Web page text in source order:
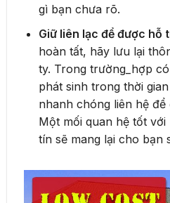
gì bạn chưa rõ.
Giữ liên lạc để được hỗ
hoàn tất, hãy lưu lại
ty. Trong trường_hợp
phát sinh trong thời
nhanh chóng liên hệ
Một mối quan hệ tốt
tín sẽ mang lại cho bạn